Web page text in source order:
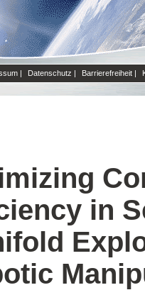
| Datenschutz | Barrierefreiheit |
in